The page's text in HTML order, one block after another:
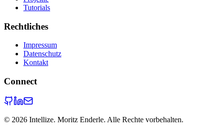
Tutorials
Rechtliches
Impressum
Datenschutz
Kontakt
Connect
© 2026 Intellize. Moritz Enderle. Alle Rechte vorbehalten.